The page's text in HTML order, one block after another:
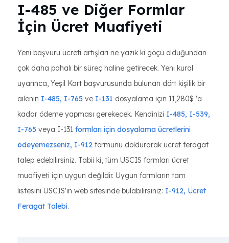
I-485 ve Diğer Formlar
İçin Ücret Muafiyeti
Yeni başvuru ücreti artışları ne yazık ki göçü olduğundan
çok daha pahalı bir süreç haline getirecek. Yeni kural
uyarınca, Yeşil Kart başvurusunda bulunan dört kişilik bir
ailenin I-485, I-765 ve I-131 dosyalama için 11,280$ 'a
kadar ödeme yapması gerekecek. Kendinizi I-485, I-539,
I-765 veya I-131 formları için dosyalama ücretlerini
ödeyemezseniz, I-912 formunu doldurarak ücret feragat
talep edebilirsiniz. Tabii ki, tüm USCIS formları ücret
muafiyeti için uygun değildir. Uygun formların tam
listesini USCIS'in web sitesinde bulabilirsiniz: I-912, Ücret
Feragat Talebi.